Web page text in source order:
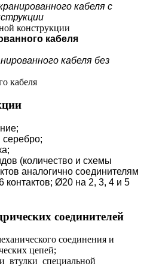
кабеля с
кабеля
кабеля без
серебро;
(количество и схемы
аналогично соединителям
Ø20 на 2, 3, 4 и 5
соединителей
соединения и
цепей;
втулки специальной